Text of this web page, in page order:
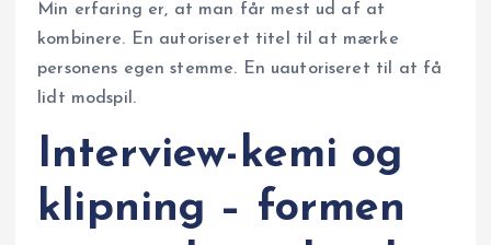
Min erfaring er, at man får mest ud af at
kombinere. En autoriseret titel til at mærke
personens egen stemme. En uautoriseret til at få
lidt modspil.
Interview-kemi og
klipning – formen